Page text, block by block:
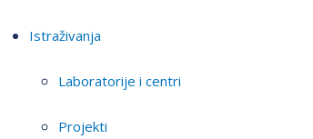
Istraživanja
Laboratorije i centri
Projekti